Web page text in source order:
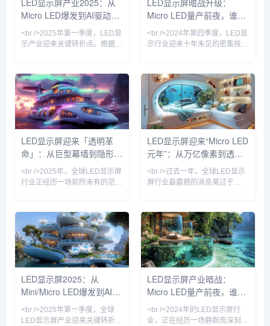
以下超微间距产品，将LED显示
屏从“远观巨幕”推向“近触视界”
仅存在于实验室的“终极显示技
术”，正加速走向高端商用与家
LED显示屏产业2025：从
Micro LED爆发到AI驱动的
户外媒体革命
<br />2025年第一季度，LED显
示产业迎来关键转折点。根据最
LED显示屏进入小批量量产阶
段，像素间距突破P0.3以下，亮
度提升至5000nit以上，功耗较
传统COB方案降低40%。产业
链上游的驱动IC芯片、巨量转移
设备订单同比增长230%，核心
设备商Kulicke & Soffa的产能已
被预订至2026年。这标志着
LED显示屏暗战升级：
Micro LED量产前夜，谁在
改写千亿显示产业规则？
<br />2024年第四季度，LED显
示行业迎来十年未见的密集技术
LED巨量转移效率提升至每小时
百万颗级别，这意味着困扰行业
多年的“成本悬崖”开始松动。与
此同时，苹果手表率先采用
Micro LED微显示屏的消息再度
发酵，供应链消息称其像素密度
已突破3000PPI。与过往OLED
替代LCD的渐进式革命不同，
LED显示屏迎来「透明革
命」：从巨型幕墙到隐形科
技，千亿市场重新洗牌
<br />2025年，全球LED显示屏
行业正经历一场前所未有的范式
终——透明。从纽约时代广场的
玻璃幕墙到上海陆家嘴的云端连
廊，传统笨重的箱体式LED正在
被一种近乎隐形的柔性透明薄膜
所取代。这种透光率高达85%的
LED网格，不仅没有遮挡建筑原
有的采光，反而将玻璃幕墙转化
为动态的信息流载体。行业分析
规模在2024年
LED显示屏迎来“Micro LED
元年”：从万亿像素到透明
电影屏，行业格局正在被重
新定义
<br />过去一年，全球LED显示
屏行业最震撼的消息莫过于
视为“显示技术的圣杯”，但由于
巨量转移工艺复杂、良率低，成
本居高不下。然而，今年多家头
部厂商宣布采用激光转移和范德
华力绑定技术，将Micro LED芯
片的转移效率提升至每小时数百
万颗，良率突破99.9%。最令人
振奋的是，一块55英寸4K
LED显示屏2025：从
Mini/Micro LED爆发到AI驱
动内容革命
<br />2025年第一季度，全球
LED显示屏产业迎来关键转折
LED显示屏产业暗战：
Micro LED量产前夜，谁在
改写千亿显示版图？
<br />2024年的LED显示屏行
业，正在经历一场静默而深刻的